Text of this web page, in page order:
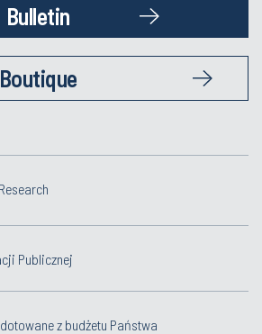
Bulletin
Boutique
Publicznej
z budżetu Państwa